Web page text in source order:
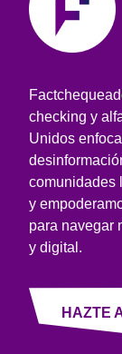
checking y
Unidos
comunidades
y
para navegar
y digital.
HAZTE